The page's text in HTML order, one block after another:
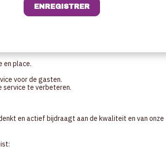
organiseren en uitvoeren van ons à la carte
& Events.
en place.
voor de gasten.
service te verbeteren.
en actief bijdraagt aan de kwaliteit en van onze